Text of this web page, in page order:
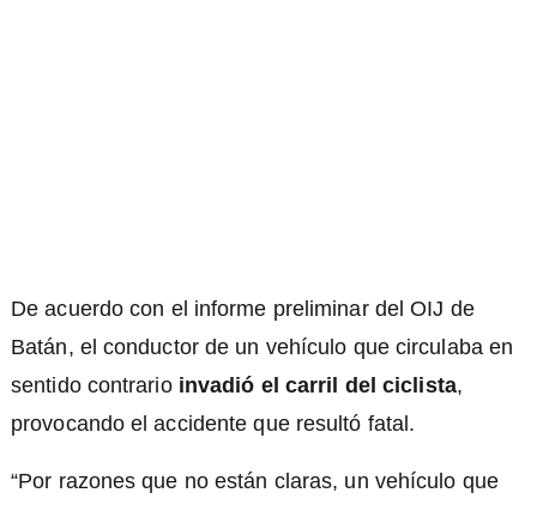
De acuerdo con el informe preliminar del OIJ de
Batán, el conductor de un vehículo que circulaba en
sentido contrario invadió el carril del ciclista,
provocando el accidente que resultó fatal.
“Por razones que no están claras, un vehículo que